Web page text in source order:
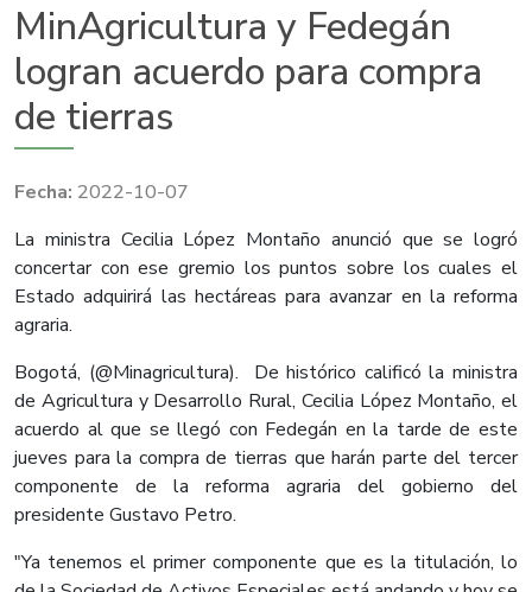
MinAgricultura y Fedegán
logran acuerdo para compra
de tierras
2022-10-07
La ministra Cecilia López Montaño anunció que se logró
concertar con ese gremio los puntos sobre los cuales el
Estado adquirirá las hectáreas para avanzar en la reforma
agraria.
Bogotá, (@Minagricultura). De histórico calificó la ministra
de Agricultura y Desarrollo Rural, Cecilia López Montaño, el
acuerdo al que se llegó con Fedegán en la tarde de este
jueves para la compra de tierras que harán parte del tercer
componente de la reforma agraria del gobierno del
presidente Gustavo Petro.
"Ya tenemos el primer componente que es la titulación, lo